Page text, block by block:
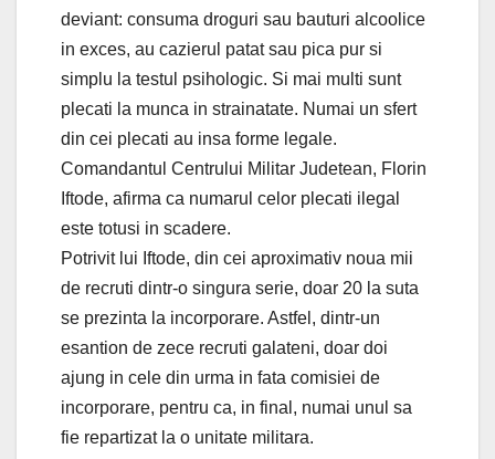
deviant: consuma droguri sau bauturi alcoolice
in exces, au cazierul patat sau pica pur si
simplu la testul psihologic. Si mai multi sunt
plecati la munca in strainatate. Numai un sfert
din cei plecati au insa forme legale.
Comandantul Centrului Militar Judetean, Florin
Iftode, afirma ca numarul celor plecati ilegal
este totusi in scadere.
Potrivit lui Iftode, din cei aproximativ noua mii
de recruti dintr-o singura serie, doar 20 la suta
se prezinta la incorporare. Astfel, dintr-un
esantion de zece recruti galateni, doar doi
ajung in cele din urma in fata comisiei de
incorporare, pentru ca, in final, numai unul sa
fie repartizat la o unitate militara.